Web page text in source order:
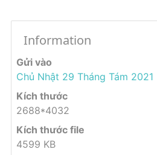
Information
Gửi vào
Chủ Nhật 29 Tháng Tám 2021
Kích thước
2688*4032
Kích thước file
4599 KB